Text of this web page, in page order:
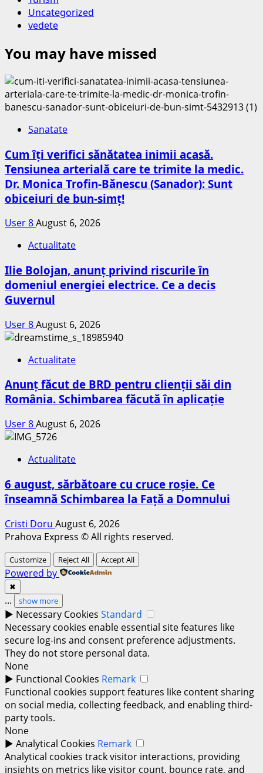
Uncategorized
vedete
You may have missed
Sanatate
Cum îți verifici sănătatea inimii acasă.
Tensiunea arterială care te trimite la medic.
Dr. Monica Trofin-Bănescu (Sanador): Sunt
obiceiuri de bun-simț!
User 8August 6, 2026
Actualitate
Ilie Bolojan, anunț privind riscurile în
domeniul energiei electrice. Ce a decis
Guvernul
User 8August 6, 2026
Actualitate
Anunț făcut de BRD pentru clienții săi din
România. Schimbarea făcută în aplicație
User 8August 6, 2026
Actualitate
6 august, sărbătoare cu cruce roșie. Ce
înseamnă Schimbarea la Față a Domnului
Cristi Doru August 6, 2026
Prahova Express © All rights reserved.
Customize Reject All Accept All
Powered by
✖
... show more
► Necessary Cookies Standard
Necessary cookies enable essential site features like
secure log-ins and consent preference adjustments.
They do not store personal data.
None
► Functional Cookies Remark
Functional cookies support features like content sharing
on social media, collecting feedback, and enabling third-
party tools.
None
► Analytical Cookies Remark
Analytical cookies track visitor interactions, providing
insights on metrics like visitor count, bounce rate, and